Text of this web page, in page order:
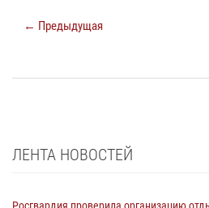
← Предыдущая
ЛЕНТА НОВОСТЕЙ